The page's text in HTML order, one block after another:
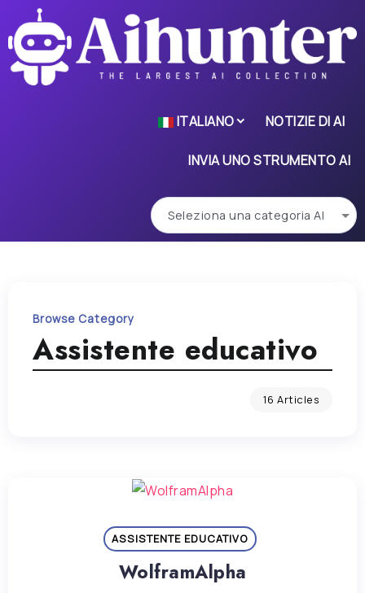
ITALIANO NOTIZIE DI AI
INVIA UNO STRUMENTO AI
Browse Category
Assistente educativo
16 Articles
ASSISTENTE EDUCATIVO
WolframAlpha